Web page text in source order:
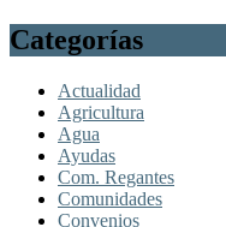
Categorías
Actualidad
Agricultura
Agua
Ayudas
Com. Regantes
Comunidades
Convenios